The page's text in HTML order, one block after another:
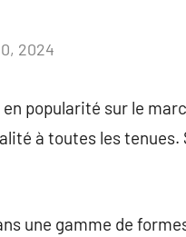
2024
popularité sur le
à toutes les
une gamme de